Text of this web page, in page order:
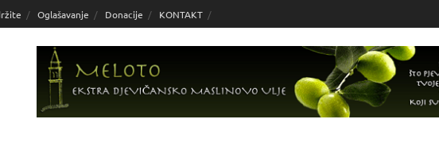
Oglašavanje Donacije KONTAKT